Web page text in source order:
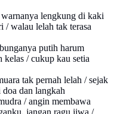
lengkung di kaki
/ walau lelah tak terasa
putih harum
/ cukup kau setia
tak pernah lelah / sejak
dan langkah
/ angin membawa
jangan ragu jiwa /